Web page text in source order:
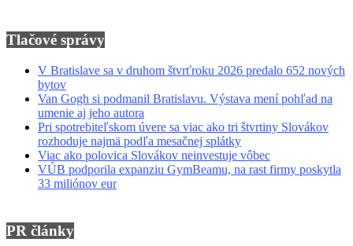
Tlačové správy
V Bratislave sa v druhom štvrťroku 2026 predalo 652 nových
bytov
Van Gogh si podmanil Bratislavu. Výstava mení pohľad na
umenie aj jeho autora
Pri spotrebiteľskom úvere sa viac ako tri štvrtiny Slovákov
rozhoduje najmä podľa mesačnej splátky
Viac ako polovica Slovákov neinvestuje vôbec
VÚB podporila expanziu GymBeamu, na rast firmy poskytla
33 miliónov eur
PR články